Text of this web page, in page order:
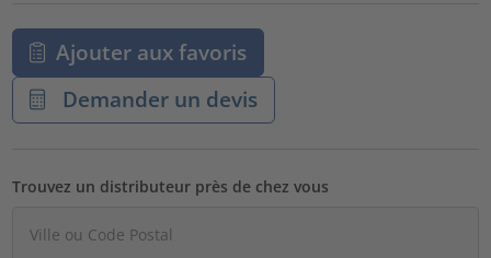
Ajouter aux favoris
Demander un devis
Trouvez un distributeur près de chez vous